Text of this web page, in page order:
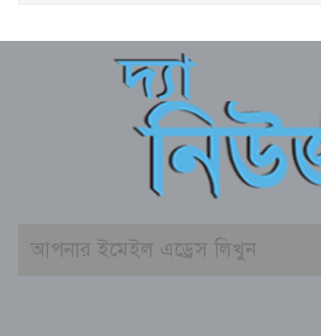
ব্যাপক সাড়া
শহীদ রাষ্ট্রপতি
‘সবুজ বিপ্লব’ এর
-পরিবেশমন্ত্রী
জমি দখলকে